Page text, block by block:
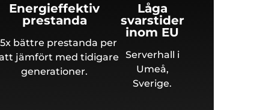
Energieffektiv
prestanda
bättre prestanda per
jämfört med tidigare
generationer.
Låga
svarstider
inom EU
Serverhall i
Umeå,
Sverige.